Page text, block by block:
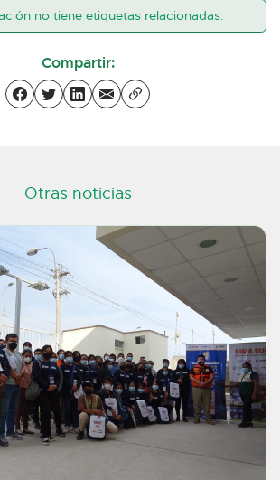
no tiene etiquetas relacionadas.
Compartir:
Otras noticias